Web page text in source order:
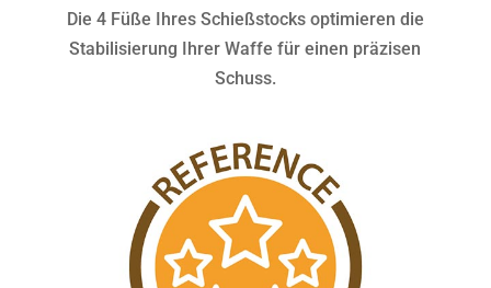
Die 4 Füße Ihres Schießstocks optimieren die
Stabilisierung Ihrer Waffe für einen präzisen
Schuss.